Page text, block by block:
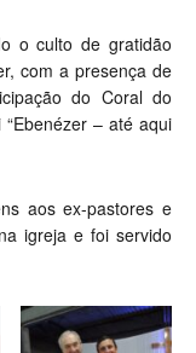
o culto de gratidão
com a presença de
do Coral do
– até aqui
aos ex-pastores e
igreja e foi servido